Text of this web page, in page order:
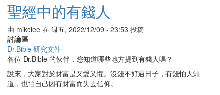
聖經中的有錢人
由 mikelee 在 週五, 2022/12/09 - 23:53 投稿
討論區
Dr.Bible 研究文件
各位 Dr.Bible 的伙伴，您知道哪些地方提到有錢人嗎？
說來，大家對於財富是又愛又懼。沒錢不好過日子，有錢怕人知
道，也怕自己因有財富而失去信仰。